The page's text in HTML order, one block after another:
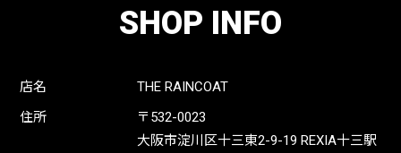
SHOP INFO
店名
THE RAINCOAT
住所
〒532-0023
大阪市淀川区十三東2-9-19 REXIA十三駅